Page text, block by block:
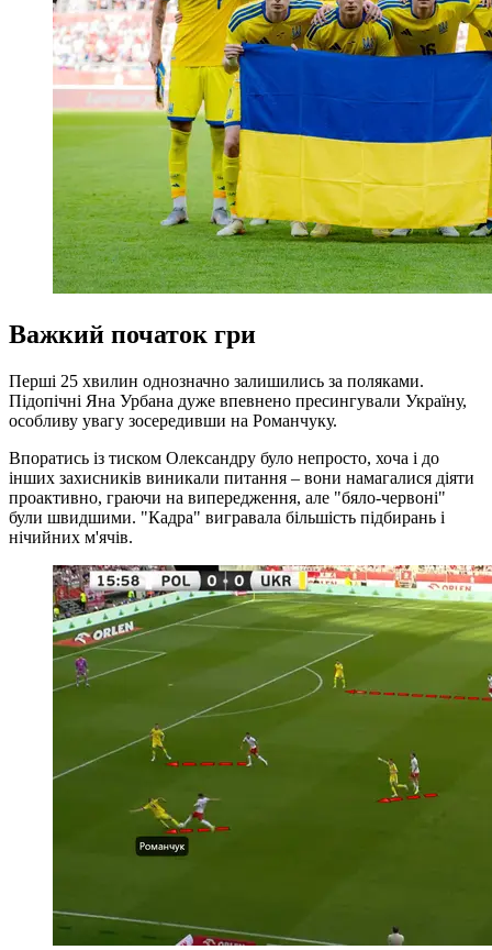
Важкий початок гри
Перші 25 хвилин однозначно залишились за поляками.
Підопічні Яна Урбана дуже впевнено пресингували Україну,
особливу увагу зосередивши на Романчуку.
Впоратись із тиском Олександру було непросто, хоча і до
інших захисників виникали питання – вони намагалися діяти
проактивно, граючи на випередження, але "бяло-червоні"
були швидшими. "Кадра" вигравала більшість підбирань і
нічийних м'ячів.